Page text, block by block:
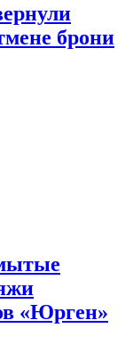
брони
«Юрген»